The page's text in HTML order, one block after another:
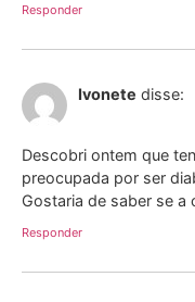
Responder
Ivonete disse:
Descobri ontem que
preocupada por ser
Gostaria de saber se a
Responder